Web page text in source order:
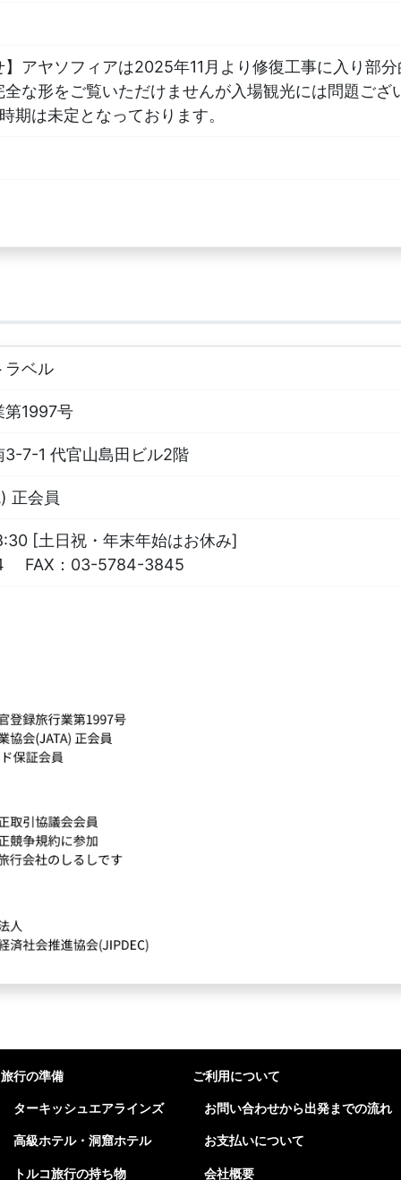
アヤソフィアは2025年11月より修復工事に入り部
な形をご覧いただけませんが入場観光には問題ござ
期は未定となっております。
ラベル
第1997号
3-7-1 代官山島田ビル2階
正会員
[土日祝・年末年始はお休み]
FAX： 03-5784-3845
旅行の準備
ターキッシュエアラインズ
高級ホテル・洞窟ホテル
トルコ旅行の持ち物
ご利用について
お問い合わせから出発までの流れ
お支払いについて
会社概要